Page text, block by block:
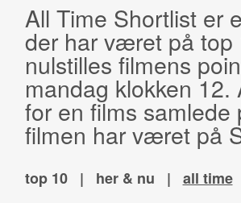
All Time Shortlist er
der har været på top
nulstilles filmens
mandag klokken
for en films
filmen har været på
top 10 | her & nu | all time